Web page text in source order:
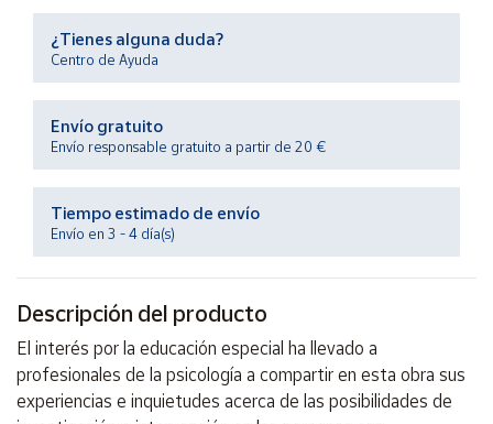
Productos
Solidarios
Ayuda
Contacto
Vendedores
Mapa de
vendedores
Hazte
vendedor
¿Tienes alguna duda?
Centro de Ayuda
Envío gratuito
Envío responsable gratuito a partir de 20 €
Tiempo estimado de envío
Envío en 3 - 4 día(s)
Descripción del producto
El interés por la educación especial ha llevado a
profesionales de la psicología a compartir en esta obra sus
experiencias e inquietudes acerca de las posibilidades de